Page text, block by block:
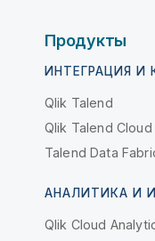
Продукты
ИНТЕГРАЦИЯ И
Qlik Talend
Qlik Talend Cloud
Talend Data
АНАЛИТИКА И
Qlik Cloud